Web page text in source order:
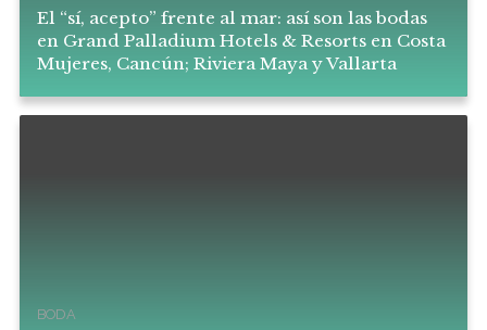
El “sí, acepto” frente al mar: así son las bodas
en Grand Palladium Hotels & Resorts en Costa
Mujeres, Cancún; Riviera Maya y Vallarta
BODA